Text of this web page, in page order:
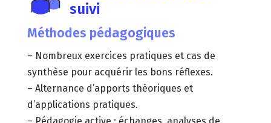
suivi
Méthodes pédagogiques
– Nombreux exercices pratiques et cas de
synthèse pour acquérir les bons réflexes.
– Alternance d’apports théoriques et
d’applications pratiques.